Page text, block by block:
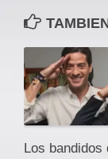
Los bandidos